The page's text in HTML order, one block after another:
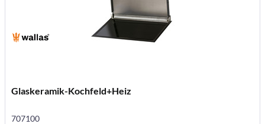
Glaskeramik-Kochfeld+Heiz
707100